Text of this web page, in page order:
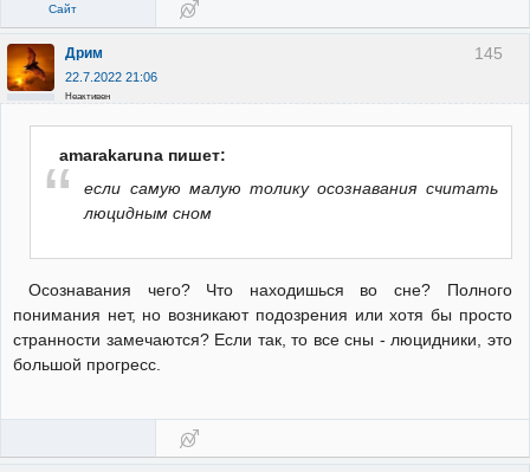
Сайт
145
Дрим
22.7.2022 21:06
Неактивен
amarakaruna пишет:
если самую малую толику осознавания считать
люцидным сном
Осознавания чего? Что находишься во сне? Полного
понимания нет, но возникают подозрения или хотя бы просто
странности замечаются? Если так, то все сны - люцидники, это
большой прогресс.